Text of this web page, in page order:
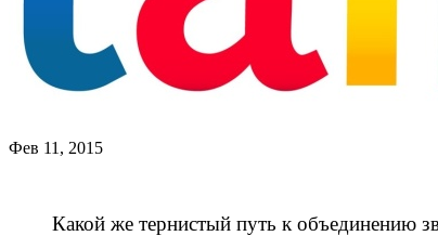
Фев 11, 2015
Какой же тернистый путь к объединению